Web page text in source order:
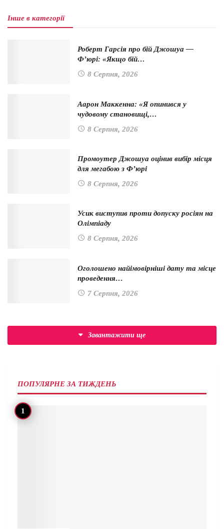
Інше в категорії
Роберт Гарсія про бій Джошуа —
Ф’юрі: «Якщо бій…
8 Серпня, 2026
Аарон Маккенна: «Я опинився у
чудовому становищі,…
8 Серпня, 2026
Промоутер Джошуа оцінив вибір місця
для мегабою з Ф’юрі
8 Серпня, 2026
Усик виступив проти допуску росіян на
Олімпіаду
8 Серпня, 2026
Оголошено найімовірніші дату та місце
проведення…
7 Серпня, 2026
Завантажити ще
ПОПУЛЯРНЕ ЗА ТИЖДЕНЬ